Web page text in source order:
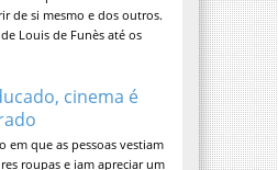
Louis de Funès até os
em que as pessoas vestiam
roupas e iam apreciar um
e silenciosa chamada